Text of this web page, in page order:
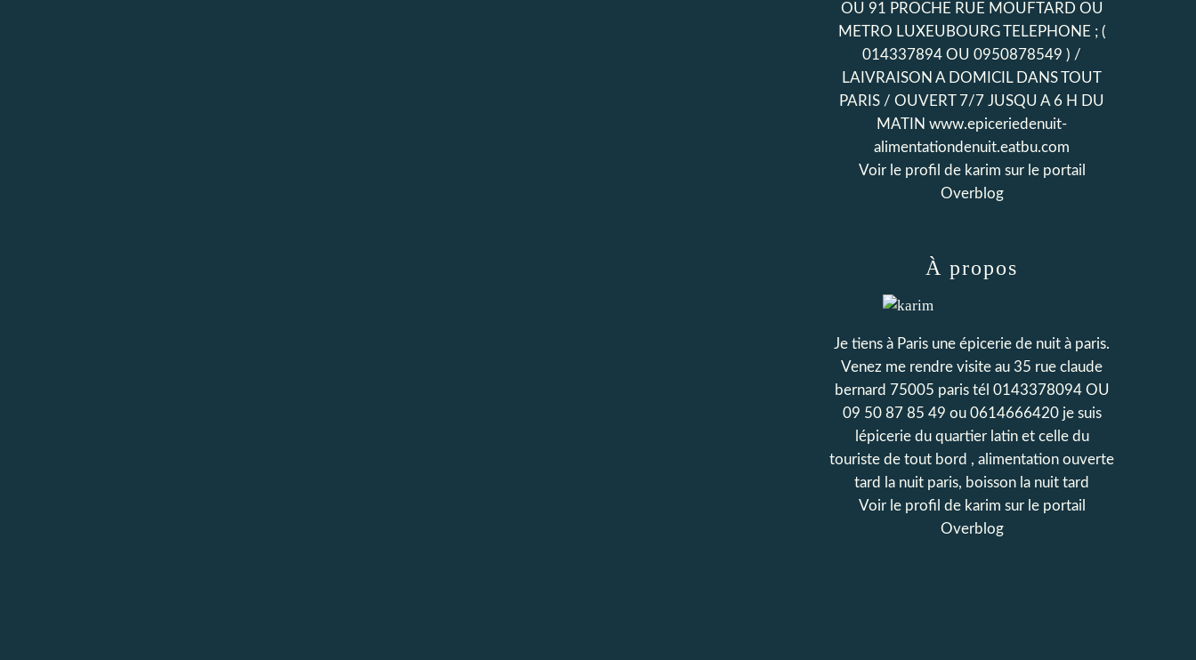
OU 91 PROCHE RUE MOUFTARD OU
METRO LUXEUBOURG TELEPHONE ; (
014337894 OU 0950878549 ) /
LAIVRAISON A DOMICIL DANS TOUT
PARIS / OUVERT 7/7 JUSQU A 6 H DU
MATIN www.epiceriedenuit-
alimentationdenuit.eatbu.com
Voir le profil de karim sur le portail
Overblog
À propos
Je tiens à Paris une épicerie de nuit à paris.
Venez me rendre visite au 35 rue claude
bernard 75005 paris tél 0143378094 OU
09 50 87 85 49 ou 0614666420 je suis
lépicerie du quartier latin et celle du
touriste de tout bord , alimentation ouverte
tard la nuit paris, boisson la nuit tard
Voir le profil de karim sur le portail
Overblog